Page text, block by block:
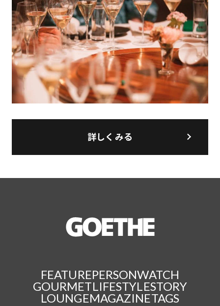
詳しくみる
FEATUREPERSONWATCH
GOURMETLIFESTYLESTORY
LOUNGEMAGAZINETAGS